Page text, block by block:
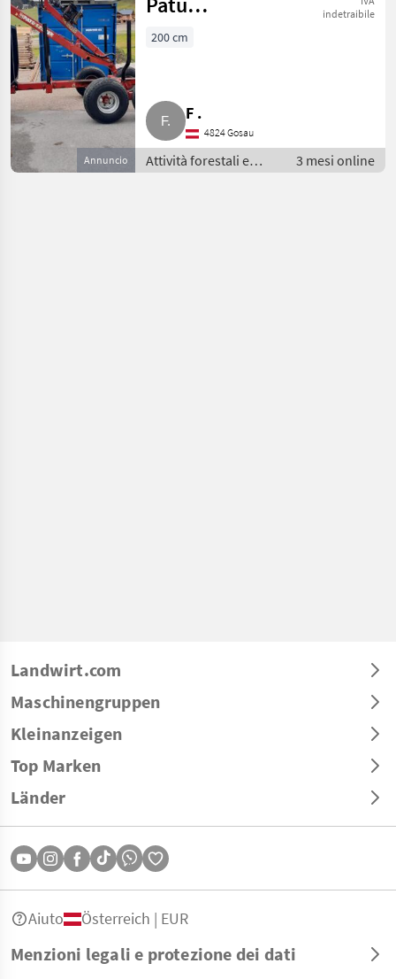
Annuncio
Forstanhänger
indetraibile
200 cm
F .
4824 Gosau
Attività forestali e
lavorazione del legno
3 mesi online
Landwirt.com
Maschinengruppen
Kleinanzeigen
Top Marken
Länder
Menzioni legali e protezione dei dati
Aiuto Österreich | EUR